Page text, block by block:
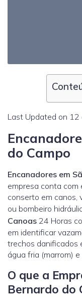
Last Updated on
do Campo
Encanadores em
empresa conta com
conserto em canos,
ou bombeiro
Canoas 24 Horas
em identificar
trechos danificados
água fria (marrom) e
O que a
Bernardo do